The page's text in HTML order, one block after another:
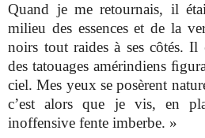
Quand je me retournais, il
milieu des essences et de la
noirs tout raides à ses côtés. Il
des tatouages amérindiens
ciel. Mes yeux se posèrent
c’est alors que je vis, en
inoffensive fente imberbe. »